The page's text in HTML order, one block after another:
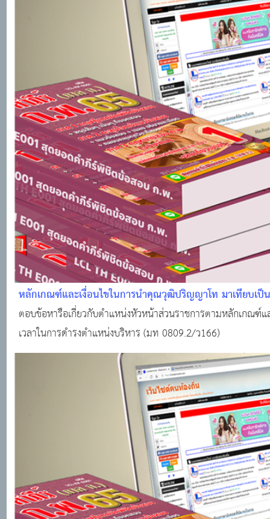
หลักเกณฑ์และเงื่อนไขในการนำคุณวุฒิปริญญาโท มาเทียบเป็
ตอบข้อหารือเกี่ยวกับตำแหน่งหัวหน้าส่วนราชการตามหลักเกณ
เวลาในการดำรงตำแหน่งบริหาร (มท 0809.2/ว166)